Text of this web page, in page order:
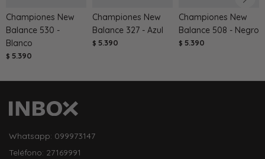
Championes New
Balance 530 -
Blanco
$ 5.390
Championes New
Balance 327 - Azul
$ 5.390
Championes New
Balance 508 - Negro
$ 5.390
Whatsapp: 099973147
Teléfono: 27169991